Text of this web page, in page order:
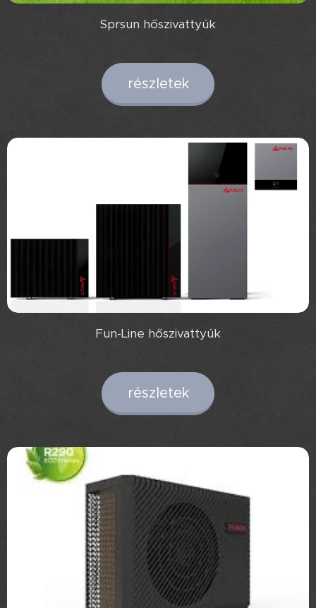
Sprsun hőszivattyúk
részletek
Fun-Line hőszivattyúk
részletek